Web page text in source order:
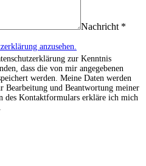
Nachricht *
anzusehen.
zur Kenntnis
dass die von mir angegebenen
werden. Meine Daten werden
Bearbeitung und Beantwortung meiner
des Kontaktformulars erkläre ich mich